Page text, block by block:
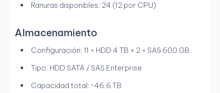
Ranuras disponibles: 24 (12 por CPU)
Almacenamiento
Configuración: 11 × HDD 4 TB + 2 × SAS 600 GB
Tipo: HDD SATA / SAS Enterprise
Capacidad total: ~46.6 TB